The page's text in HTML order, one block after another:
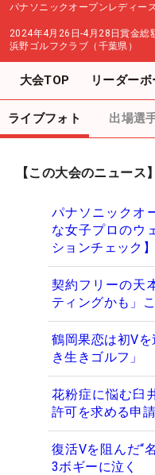
パナソニックオープンレディー
2024年4月26日-4月28日賞金総
浜野ゴルフクラブ（千葉県）
大会TOP リーダーボ
ライブフォト 出場選
【この大会のニュース】
パナソニックオ
な女子プロのウ
ションチェック】
契約フリーの天
ティングかも」
鶴岡果恋は初V
き生きゴルフ」
花粉症に悩む臼
許可を求める申
復活Vを阻んだ“
3ボギーに泣く